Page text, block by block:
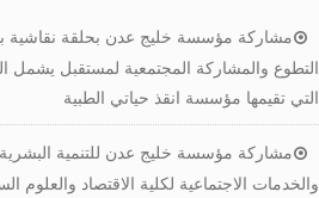
مشاركة مؤسسة خليج عدن بحلقة نقاشية
التطوع والمشاركة المجتمعية لمستقبل يشمل
التي تقيمها مؤسسة انقذ حياتي الطبية
مشاركة مؤسسة خليج عدن للتنمية البشرية
والخدمات الاجتماعية لكلية الاقتصاد والعلوم